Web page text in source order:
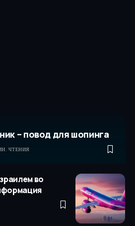
– повод для шопинга
ЧТЕНИЯ
во